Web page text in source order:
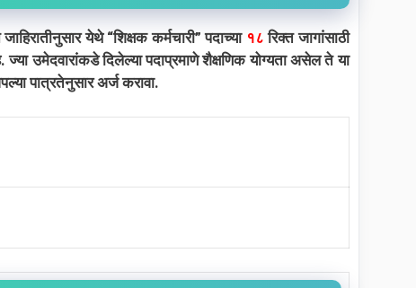
येथे “शिक्षक कर्मचारी” पदाच्या१८रिक्त जागांसाठी
उमेदवारांकडे दिलेल्या पदाप्रमाणे शैक्षणिक योग्यता असेल ते या
पात्रतेनुसार अर्ज करावा.